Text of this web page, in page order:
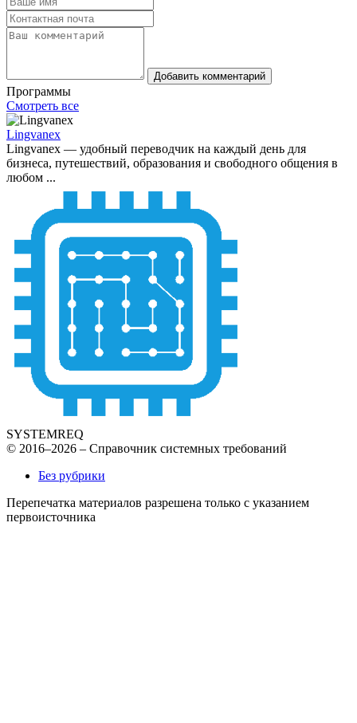
Добавить комментарий
Программы
Смотреть все
Lingvanex
Lingvanex — удобный переводчик на каждый день для
бизнеса, путешествий, образования и свободного общения в
любом ...
SYSTEMREQ
© 2016–2026 – Справочник системных требований
Без рубрики
Перепечатка материалов разрешена только с указанием
первоисточника